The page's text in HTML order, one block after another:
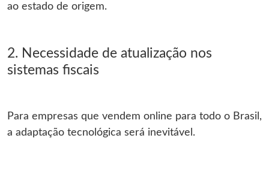
ao estado de origem.
2. Necessidade de atualização nos
sistemas fiscais
Para empresas que vendem online para todo o Brasil,
a adaptação tecnológica será inevitável.